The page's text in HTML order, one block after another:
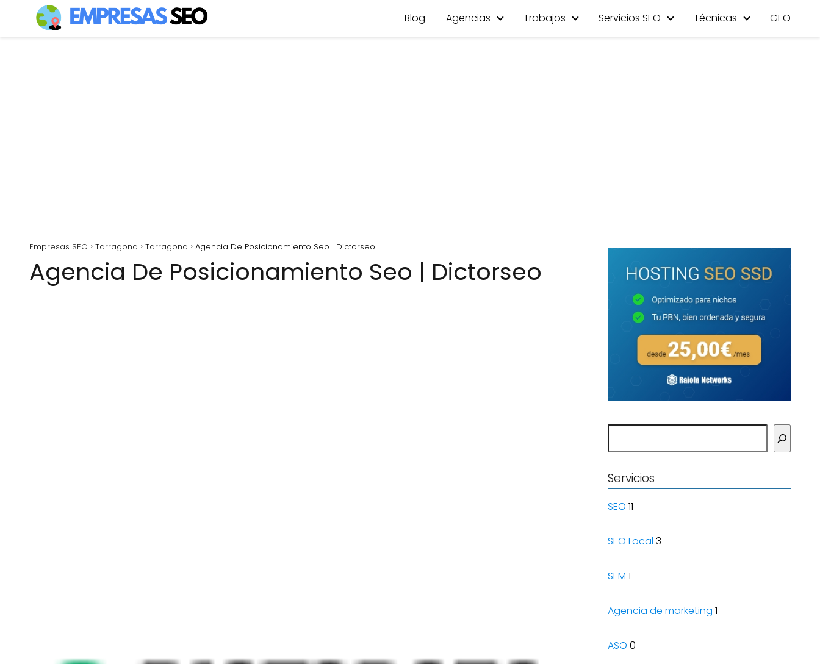
Blog Agencias Trabajos Servicios SEO Técnicas GEO
Empresas SEO Tarragona Tarragona Agencia De Posicionamiento Seo | Dictorseo
Agencia De Posicionamiento Seo | Dictorseo
Servicios
SEO 11
SEO Local 3
SEM 1
Agencia de marketing 1
ASO 0